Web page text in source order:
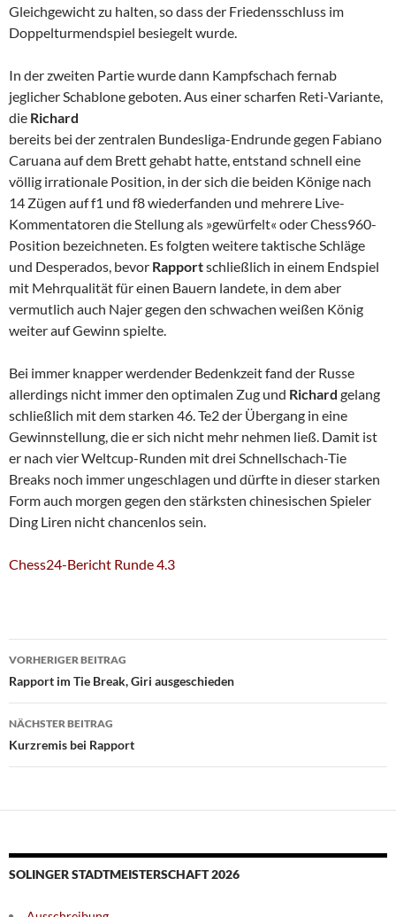
Gleichgewicht zu halten, so dass der Friedensschluss im
Doppelturmendspiel besiegelt wurde.
In der zweiten Partie wurde dann Kampfschach fernab
jeglicher Schablone geboten. Aus einer scharfen Reti-Variante,
die Richard
bereits bei der zentralen Bundesliga-Endrunde gegen Fabiano
Caruana auf dem Brett gehabt hatte, entstand schnell eine
völlig irrationale Position, in der sich die beiden Könige nach
14 Zügen auf f1 und f8 wiederfanden und mehrere Live-
Kommentatoren die Stellung als »gewürfelt« oder Chess960-
Position bezeichneten. Es folgten weitere taktische Schläge
und Desperados, bevor Rapportschließlich in einem Endspiel
mit Mehrqualität für einen Bauern landete, in dem aber
vermutlich auch Najer gegen den schwachen weißen König
weiter auf Gewinn spielte.
Bei immer knapper werdender Bedenkzeit fand der Russe
allerdings nicht immer den optimalen Zug und Richard gelang
schließlich mit dem starken 46. Te2 der Übergang in eine
Gewinnstellung, die er sich nicht mehr nehmen ließ. Damit ist
er nach vier Weltcup-Runden mit drei Schnellschach-Tie
Breaks noch immer ungeschlagen und dürfte in dieser starken
Form auch morgen gegen den stärksten chinesischen Spieler
Ding Liren nicht chancenlos sein.
Chess24-Bericht Runde 4.3
Beitragsnavigation
VORHERIGER BEITRAG
Rapport im Tie Break, Giri ausgeschieden
NÄCHSTER BEITRAG
Kurzremis bei Rapport
SOLINGER STADTMEISTERSCHAFT 2026